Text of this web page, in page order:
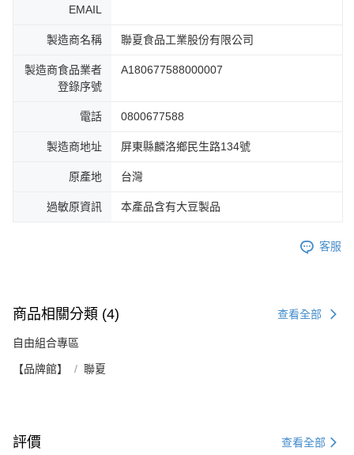
EMAIL
製造商名稱 聯夏食品工業股份有限公司
製造商食品業者
登錄序號
A180677588000007
電話 0800677588
製造商地址 屏東縣麟洛鄉民生路134號
原產地 台灣
過敏原資訊 本產品含有大豆製品
客服
商品相關分類 (4) 查看全部
自由組合專區
【品牌館】 聯夏
評價 查看全部